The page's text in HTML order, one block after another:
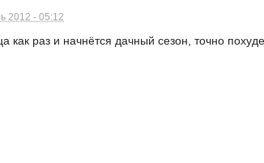
2012 - 05:12
как раз и начнётся дачный сезон, точно